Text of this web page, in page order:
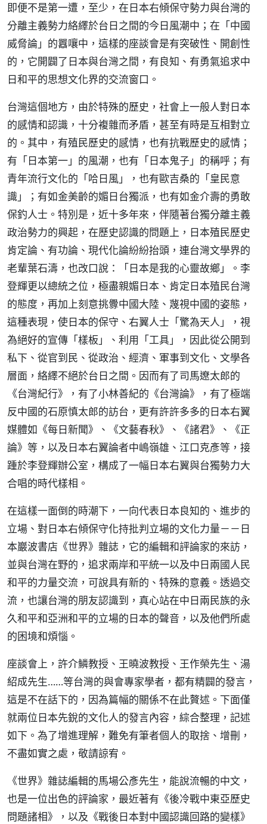
即便不是第一遭，至少，在日本右傾保守勢力與台灣的
分離主義勢力絡繹於台日之間的今日風潮中；在「中國
威脅論」的囂嚷中，這樣的座談會是有突破性、開創性
的，它開闢了日本與台灣之間，有良知、有勇氣追求中
日和平的思想文化界的交流窗口。
台灣這個地方，由於特殊的歷史，社會上一般人對日本
的感情和認識，十分複雜而矛盾，甚至有時是互相對立
的。其中，有殖民歷史的感情，也有抗戰歷史的感情；
有「日本第一」的風潮，也有「日本鬼子」的稱呼；有
青年流行文化的「哈日風」，也有歐吉桑的「皇民意
識」；有如金美齡的媚日台獨派，也有如金介壽的勇敢
保釣人士。特別是，近十多年來，伴隨著台獨分離主義
政治勢力的興起，在歷史認識的問題上，日本殖民歷史
肯定論、有功論、現代化論紛紛抬頭，連台灣文學界的
老輩葉石濤，也改口說：「日本是我的心靈故鄉」。李
登輝更以總統之位，極盡親媚日本、肯定日本殖民台灣
的態度，再加上刻意挑釁中國大陸、蔑視中國的姿態，
這種表現，使日本的保守、右翼人士「驚為天人」，視
為絕好的宣傳「樣板」、利用「工具」，因此從公開到
私下、從官到民、從政治、經濟、軍事到文化、文學各
層面，絡繹不絕於台日之間。因而有了司馬遼太郎的
《台灣紀行》，有了小林善紀的《台灣論》，有了極端
反中國的石原慎太郎的訪台，更有許許多多的日本右翼
媒體如《每日新聞》、《文藝春秋》、《諸君》、《正
論》等，以及日本右翼論者中嶋嶺雄、江口克彥等，接
踵於李登輝辦公室，構成了一幅日本右翼與台獨勢力大
合唱的時代樣相。
在這樣一面倒的時潮下，一向代表日本良知的、進步的
立場、對日本右傾保守化持批判立場的文化力量－－日
本巖波書店《世界》雜誌，它的編輯和評論家的來訪，
並與台灣在野的，追求兩岸和平統一以及中日兩國人民
和平的力量交流，可說具有新的、特殊的意義。透過交
流，也讓台灣的朋友認識到，真心站在中日兩民族的永
久和平和亞洲和平的立場的日本的聲音，以及他們所處
的困境和煩惱。
座談會上，許介鱗教授、王曉波教授、王作榮先生、湯
紹成先生……等台灣的與會專家學者，都有精闢的發言，
這是不在話下的，因為篇幅的關係不在此贅述。下面僅
就兩位日本先銳的文化人的發言內容，綜合整理，記述
如下。為了增進理解，難免有筆者個人的取捨、增刪，
不盡如實之處，敬請諒宥。
《世界》雜誌編輯的馬場公彥先生，能說流暢的中文，
也是一位出色的評論家，最近著有《後冷戰中東亞歷史
問題諸相》，以及《戰後日本對中國認識回路的變樣》